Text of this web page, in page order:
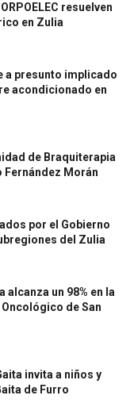
resuelven
en Zulia
a presunto implicado
acondicionado en
de Braquiterapia
Morán
por el Gobierno
del Zulia
alcanza un 98% en la
de San
invita a niños y
de Furro